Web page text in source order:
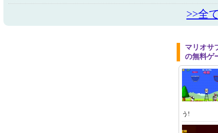
>>全
マリオサ
の無料ゲ
う!